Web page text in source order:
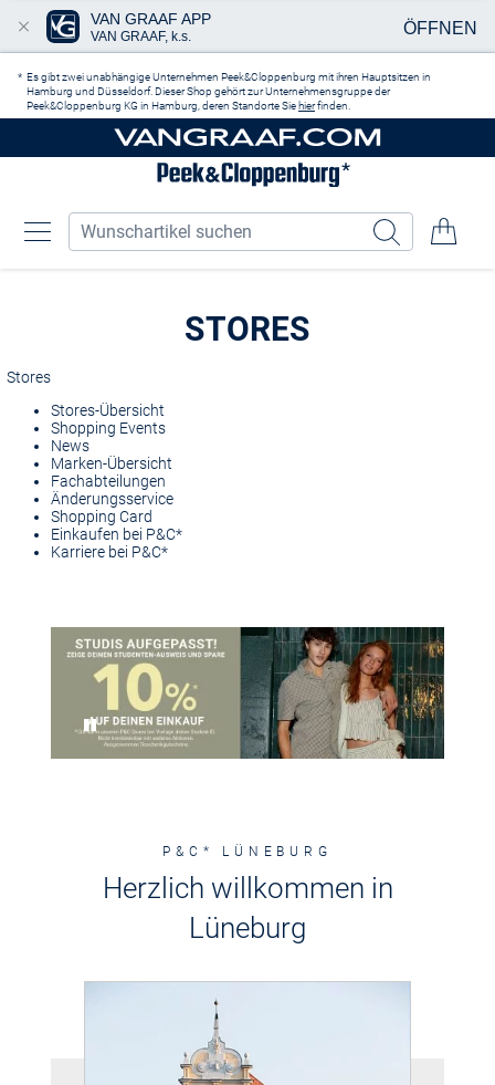
Es gibt zwei unabhängige Unternehmen Peek&Cloppenburg mit ihren Hauptsitzen in
Hamburg und Düsseldorf. Dieser Shop gehört zur Unternehmensgruppe der
Peek&Cloppenburg KG in Hamburg, deren Standorte Sie hierfinden.
STORES
Stores
Stores-Übersicht
Shopping Events
News
Marken-Übersicht
Fachabteilungen
Änderungsservice
Shopping Card
Einkaufen bei P&C*
Karriere bei P&C*
Pause
P&C* LÜNEBURG
Herzlich willkommen in
Lüneburg
VAN GRAAF APP
VAN GRAAF, k.s. ÖFFNEN